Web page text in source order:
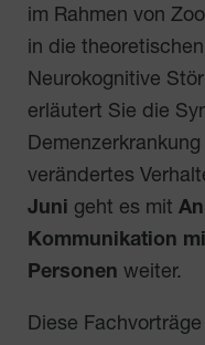
im Rahmen von
in die
Neurokognitive
erläutert Sie die
verändertes
Juni geht es mit
Kommunikation
Personen weiter.
Diese